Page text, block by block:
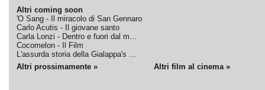
Altri coming soon
'O Sang - Il miracolo di San Gennaro
Carlo Acutis - Il giovane santo
Carla Lonzi - Dentro e fuori dal m...
Cocomelon - Il Film
L'assurda storia della Gialappa's ...
Altri prossimamente » Altri film al cinema »